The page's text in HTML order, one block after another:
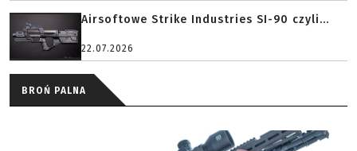
Airsoftowe Strike Industries SI-90 czyli...
22.07.2026
BROŃ PALNA